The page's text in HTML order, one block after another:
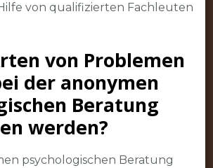
von qualifizierten Fachleuten
von Problemen
der anonymen
Beratung
werden?
psychologischen Beratung